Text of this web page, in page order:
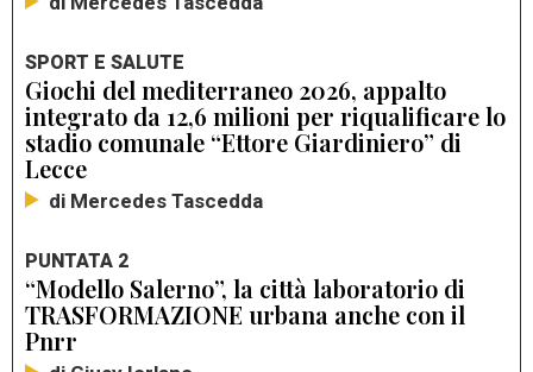
SPORT E SALUTE
Giochi del mediterraneo 2026, appalto
integrato da 12,6 milioni per riqualificare lo
stadio comunale “Ettore Giardiniero” di
Lecce
di Mercedes Tascedda
PUNTATA 2
“Modello Salerno”, la città laboratorio di
TRASFORMAZIONE urbana anche con il
Pnrr